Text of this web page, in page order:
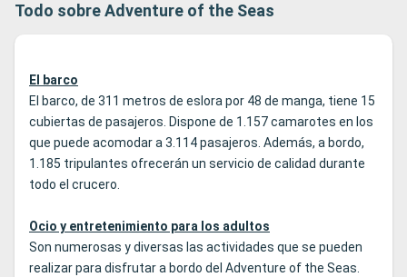
Todo sobre Adventure of the Seas
El barco
El barco, de 311 metros de eslora por 48 de manga, tiene 15
cubiertas de pasajeros. Dispone de 1.157 camarotes en los
que puede acomodar a 3.114 pasajeros. Además, a bordo,
1.185 tripulantes ofrecerán un servicio de calidad durante
todo el crucero.
Ocio y entretenimiento para los adultos
Son numerosas y diversas las actividades que se pueden
realizar para disfrutar a bordo del Adventure of the Seas.